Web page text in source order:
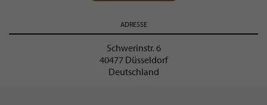
ADRESSE
Schwerinstr. 6
40477 Düsseldorf
Deutschland